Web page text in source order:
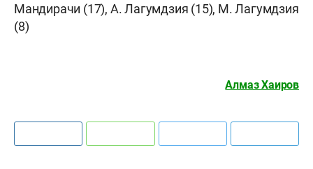
Мандирачи (17), А. Лагумдзия (15), М. Лагумдзия
(8)
Алмаз Хаиров